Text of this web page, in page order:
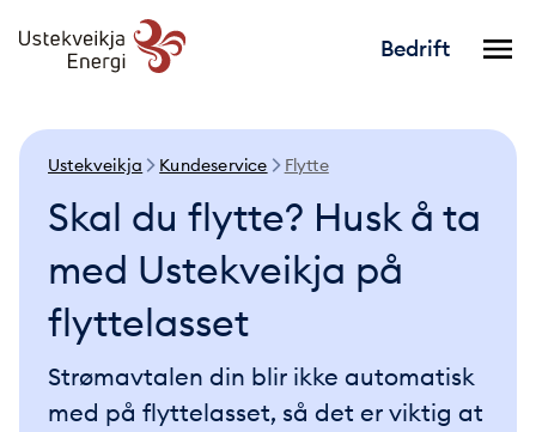
Bedrift
Ustekveikja Kundeservice Flytte
Skal du flytte? Husk å ta
med Ustekveikja på
flyttelasset
Strømavtalen din blir ikke automatisk
med på flyttelasset, så det er viktig at